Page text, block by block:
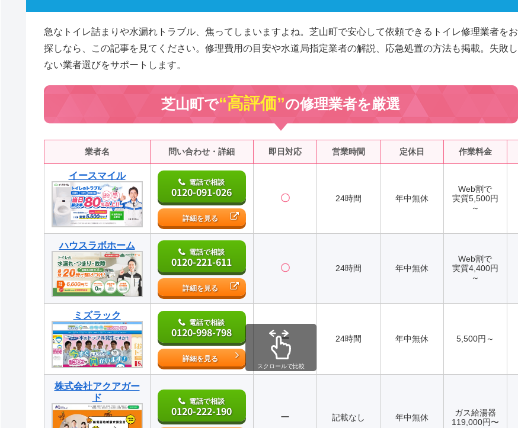
急なトイレ詰まりや水漏れトラブル、焦ってしまいますよね。芝山町で安心して依頼できるトイレ修理業者をお
探しなら、この記事を見てください。修理費用の目安や水道局指定業者の解説、応急処置の方法も掲載。失敗し
ない業者選びをサポートします。
芝山町で“高評価”の修理業者を厳選
業者名 問い合わせ・詳細 即日対応 営業時間 定休日 作業料金
イースマイル
電話で相談
0120-091-026
詳細を見る
〇 24時間 年中無休
Web割で
実質5,500円
～
ハウスラボホーム
電話で相談
0120-221-611
詳細を見る
〇 24時間 年中無休
Web割で
実質4,400円
～
ミズラック
電話で相談
0120-998-798
詳細を見る
ー 24時間 年中無休 5,500円～
株式会社アクアガー
ド
電話で相談
0120-222-190 ー 記載なし 年中無休
ガス給湯器
119,000円〜
スクロールで比較